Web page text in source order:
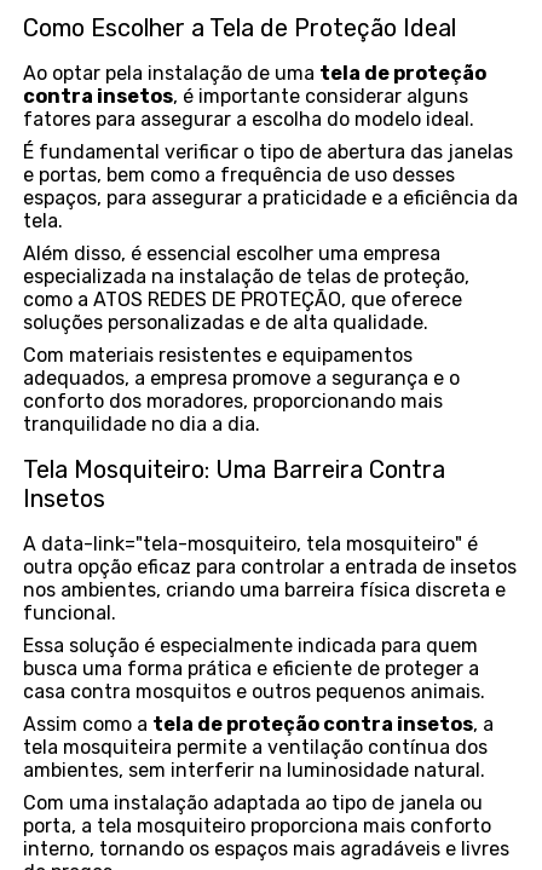
Como Escolher a Tela de Proteção Ideal
Ao optar pela instalação de uma tela de proteção
contra insetos, é importante considerar alguns
fatores para assegurar a escolha do modelo ideal.
É fundamental verificar o tipo de abertura das janelas
e portas, bem como a frequência de uso desses
espaços, para assegurar a praticidade e a eficiência da
tela.
Além disso, é essencial escolher uma empresa
especializada na instalação de telas de proteção,
como a ATOS REDES DE PROTEÇÃO, que oferece
soluções personalizadas e de alta qualidade.
Com materiais resistentes e equipamentos
adequados, a empresa promove a segurança e o
conforto dos moradores, proporcionando mais
tranquilidade no dia a dia.
Tela Mosquiteiro: Uma Barreira Contra
Insetos
A data-link="tela-mosquiteiro, tela mosquiteiro" é
outra opção eficaz para controlar a entrada de insetos
nos ambientes, criando uma barreira física discreta e
funcional.
Essa solução é especialmente indicada para quem
busca uma forma prática e eficiente de proteger a
casa contra mosquitos e outros pequenos animais.
Assim como a tela de proteção contra insetos, a
tela mosquiteira permite a ventilação contínua dos
ambientes, sem interferir na luminosidade natural.
Com uma instalação adaptada ao tipo de janela ou
porta, a tela mosquiteiro proporciona mais conforto
interno, tornando os espaços mais agradáveis e livres